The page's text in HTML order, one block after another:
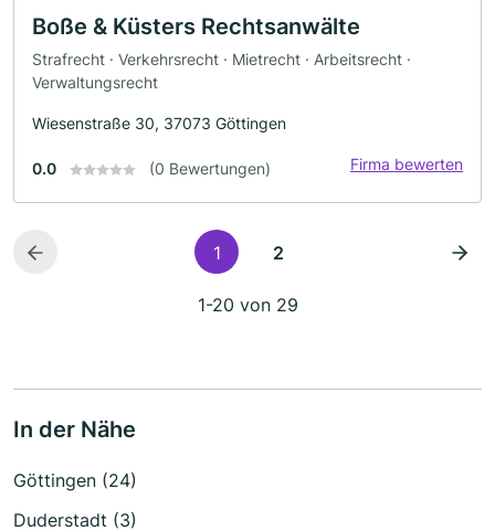
Boße & Küsters Rechtsanwälte
Strafrecht · Verkehrsrecht · Mietrecht · Arbeitsrecht ·
Verwaltungsrecht
Wiesenstraße 30, 37073 Göttingen
0.0 (0 Bewertungen) Firma bewerten
1 2
1-20 von 29
In der Nähe
Göttingen (24)
Duderstadt (3)